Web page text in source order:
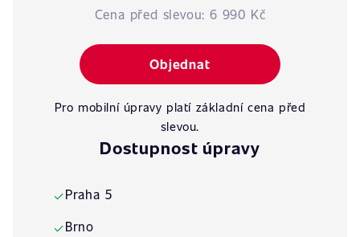
Cena před slevou: 6 990 Kč
Objednat
Pro mobilní úpravy platí základní cena před
slevou.
Dostupnost úpravy
✓Praha 5
✓Brno